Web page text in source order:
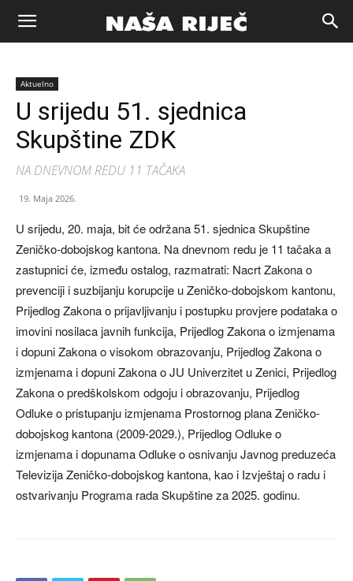
Naša
riječ
Aktuelno
U srijedu 51. sjednica
Skupštine ZDK
NA DNEVNOM REDU 11 TAČAKA
19. Maja 2026.
U srijedu, 20. maja, bit će održana 51. sjednica Skupštine
Zeničko-dobojskog kantona. Na dnevnom redu je 11 tačaka a
zastupnici će, između ostalog, razmatrati: Nacrt Zakona o
prevenciji i suzbijanju korupcije u Zeničko-dobojskom kantonu,
Prijedlog Zakona o prijavljivanju i postupku provjere podataka o
imovini nosilaca javnih funkcija, Prijedlog Zakona o izmjenama
i dopuni Zakona o visokom obrazovanju, Prijedlog Zakona o
izmjenama i dopuni Zakona o JU Univerzitet u Zenici, Prijedlog
Zakona o predškolskom odgoju i obrazovanju, Prijedlog
Odluke o pristupanju izmjenama Prostornog plana Zeničko-
dobojskog kantona (2009-2029.), Prijedlog Odluke o
izmjenama i dopunama Odluke o osnivanju Javnog preduzeća
Televizija Zeničko-dobojskog kantona, kao i Izvještaj o radu i
ostvarivanju Programa rada Skupštine za 2025. godinu.